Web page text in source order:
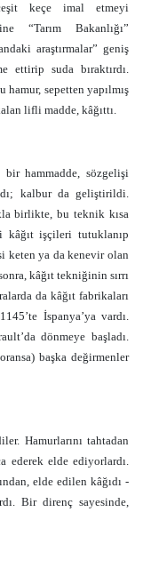
keçe imal etmeyi
“Tarım Bakanlığı”
araştırmalar” geniş
ettirip suda bıraktırdı.
sepetten yapılmış
lifli madde, kâğıttı.
bir hammadde, sözgelişi
kalbur da geliştirildi.
birlikte, bu teknik kısa
kâğıt işçileri tutuklanıp
keten ya da kenevir olan
kâğıt tekniğinin sırrı
da kâğıt fabrikaları
İspanya’ya vardı.
dönmeye başladı.
başka değirmenler
Hamurlarını tahtadan
ederek elde ediyorlardı.
elde edilen kâğıdı -
Bir direnç sayesinde,